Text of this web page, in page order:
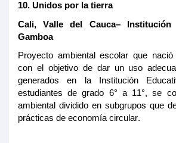
10. Unidos por la tierra
Cali, Valle del Cauca–
Gamboa
Proyecto ambiental escolar que
con el objetivo de dar un uso
generados en la Institución
estudiantes de grado 6° a 11°, se
ambiental dividido en subgrupos que
prácticas de economía circular.